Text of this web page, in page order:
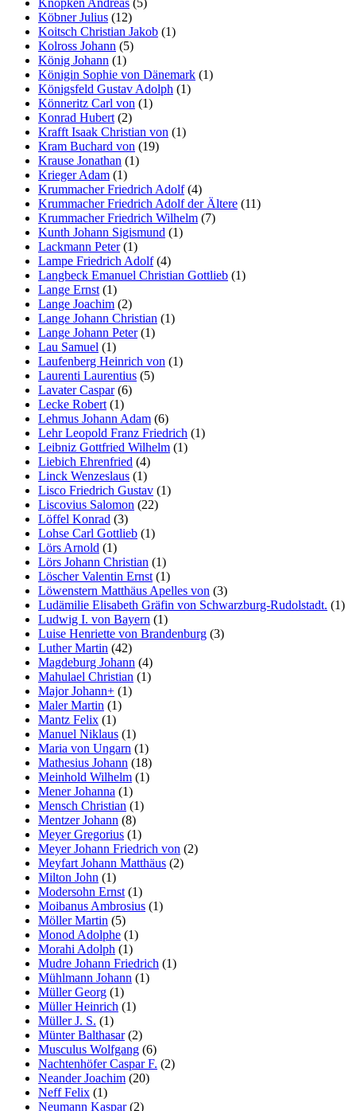
Köbner Julius (12)
Koitsch Christian Jakob (1)
Kolross Johann (5)
König Johann (1)
Königin Sophie von Dänemark (1)
Königsfeld Gustav Adolph (1)
Könneritz Carl von (1)
Konrad Hubert (2)
Krafft Isaak Christian von (1)
Kram Buchard von (19)
Krause Jonathan (1)
Krieger Adam (1)
Krummacher Friedrich Adolf(4)
Krummacher Friedrich Adolf der Ältere (11)
Krummacher Friedrich Wilhelm (7)
Kunth Johann Sigismund (1)
Lackmann Peter(1)
Lampe Friedrich Adolf(4)
Langbeck Emanuel Christian Gottlieb (1)
Lange Ernst (1)
Lange Joachim (2)
Lange Johann Christian (1)
Lange Johann Peter(1)
Lau Samuel (1)
Laufenberg Heinrich von (1)
Laurenti Laurentius (5)
Lavater Caspar(6)
Lecke Robert (1)
Lehmus Johann Adam (6)
Lehr Leopold Franz Friedrich (1)
Leibniz Gottfried Wilhelm (1)
Liebich Ehrenfried (4)
Linck Wenzeslaus (1)
Lisco Friedrich Gustav (1)
Liscovius Salomon (22)
Löffel Konrad (3)
Lohse Carl Gottlieb (1)
Lörs Arnold (1)
Lörs Johann Christian (1)
Löscher Valentin Ernst (1)
Löwenstern Matthäus Apelles von (3)
Ludämilie Elisabeth Gräfin von Schwarzburg-Rudolstadt. (1)
Ludwig I. von Bayern (1)
Luise Henriette von Brandenburg (3)
Luther Martin (42)
Magdeburg Johann (4)
Mahulael Christian (1)
Major Johann+ (1)
Maler Martin (1)
Mantz Felix (1)
Manuel Niklaus (1)
Maria von Ungarn (1)
Mathesius Johann (18)
Meinhold Wilhelm (1)
Mener Johanna (1)
Mensch Christian (1)
Mentzer Johann (8)
Meyer Gregorius (1)
Meyer Johann Friedrich von (2)
Meyfart Johann Matthäus (2)
Milton John (1)
Modersohn Ernst (1)
Moibanus Ambrosius (1)
Möller Martin (5)
Monod Adolphe (1)
Morahi Adolph (1)
Mudre Johann Friedrich (1)
Mühlmann Johann (1)
Müller Georg (1)
Müller Heinrich (1)
Müller J. S. (1)
Münter Balthasar(2)
Musculus Wolfgang (6)
Nachtenhöfer Caspar F. (2)
Neander Joachim (20)
Neff Felix (1)
Neumann Kaspar(2)